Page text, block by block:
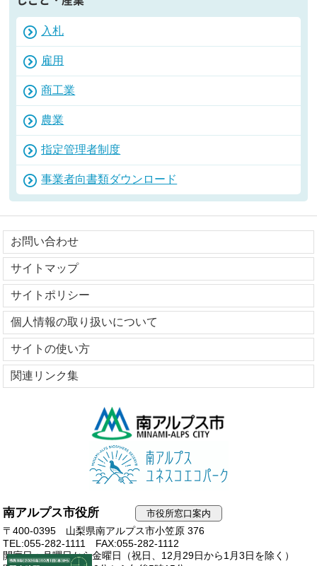
入札
雇用
商工業
農業
指定管理者制度
事業者向書類ダウンロード
お問い合わせ
サイトマップ
サイトポリシー
個人情報の取り扱いについて
サイトの使い方
関連リンク集
南アルプス市役所 市役所窓口案内
〒400-0395 山梨県南アルプス市小笠原 376
TEL:055-282-1111
FAX:055-282-1112
開庁日：月曜日から金曜日（祝日、12月29日から1月3日を除く）